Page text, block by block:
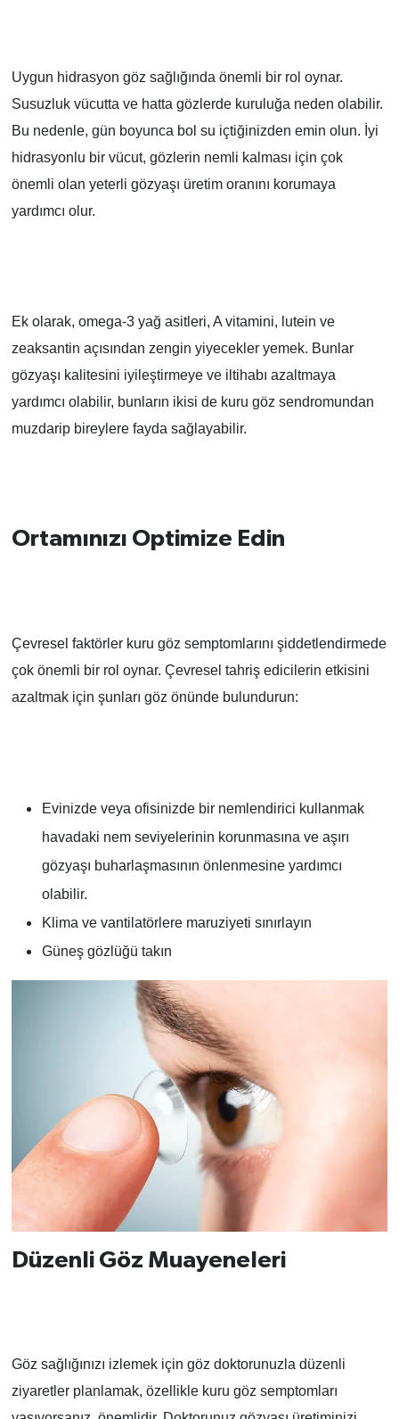
Uygun hidrasyon göz sağlığında önemli bir rol oynar.
Susuzluk vücutta ve hatta gözlerde kuruluğa neden olabilir.
Bu nedenle, gün boyunca bol su içtiğinizden emin olun. İyi
hidrasyonlu bir vücut, gözlerin nemli kalması için çok
önemli olan yeterli gözyaşı üretim oranını korumaya
yardımcı olur.
Ek olarak, omega-3 yağ asitleri, A vitamini, lutein ve
zeaksantin açısından zengin yiyecekler yemek. Bunlar
gözyaşı kalitesini iyileştirmeye ve iltihabı azaltmaya
yardımcı olabilir, bunların ikisi de kuru göz sendromundan
muzdarip bireylere fayda sağlayabilir.
Ortamınızı Optimize Edin
Çevresel faktörler kuru göz semptomlarını şiddetlendirmede
çok önemli bir rol oynar. Çevresel tahriş edicilerin etkisini
azaltmak için şunları göz önünde bulundurun:
Evinizde veya ofisinizde bir nemlendirici kullanmak
havadaki nem seviyelerinin korunmasına ve aşırı
gözyaşı buharlaşmasının önlenmesine yardımcı
olabilir.
Klima ve vantilatörlere maruziyeti sınırlayın
Güneş gözlüğü takın
Düzenli Göz Muayeneleri
Göz sağlığınızı izlemek için göz doktorunuzla düzenli
ziyaretler planlamak, özellikle kuru göz semptomları